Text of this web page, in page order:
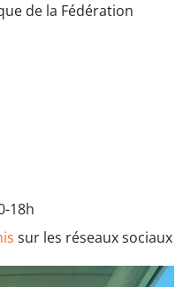
de la Fédération
18h
sur les réseaux sociaux